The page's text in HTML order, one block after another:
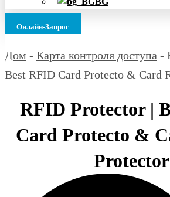
Онлайн-Запрос
Дом - Карта контроля доступа -
Best RFID Card Protecto & Card
RFID Protector |
Card Protecto &
Protector